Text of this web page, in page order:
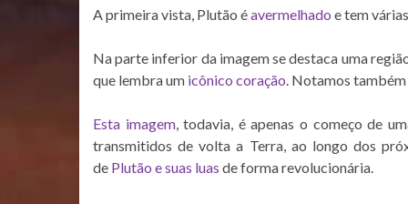
A primeira vista, Plutão éavermelhado e tem
Na parte inferior da imagem se destaca uma
que lembra um icônico coração . Notamos
Esta imagem, todavia, é apenas o começo de
transmitidos de volta a Terra, ao longo dos
de Plutão e suas luas de forma revolucionária.